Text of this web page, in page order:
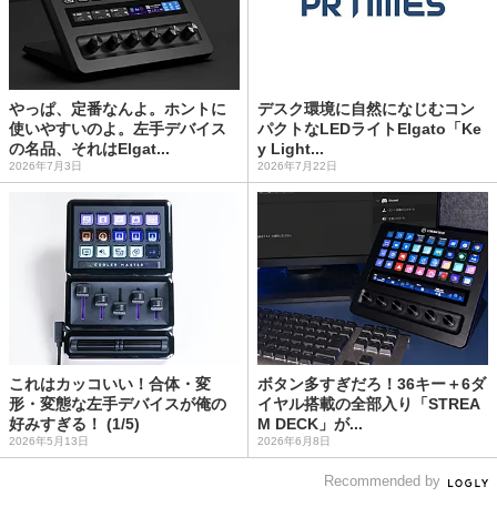
やっぱ、定番なんよ。ホントに
使いやすいのよ。左手デバイス
の名品、それはElgat...
2026年7月3日
デスク環境に自然になじむコン
パクトなLEDライトElgato「Ke
y Light...
2026年7月22日
これはカッコいい！合体・変
形・変態な左手デバイスが俺の
好みすぎる！ (1/5)
2026年5月13日
ボタン多すぎだろ！36キー＋6ダ
イヤル搭載の全部入り「STREA
M DECK」が...
2026年6月8日
Recommended by